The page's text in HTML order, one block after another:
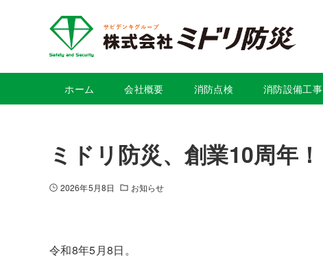
ホーム 会社概要 消防点検 消防設備工事
ミドリ防災、創業10周年！
2026年5月8日 お知らせ
令和8年5月8日。